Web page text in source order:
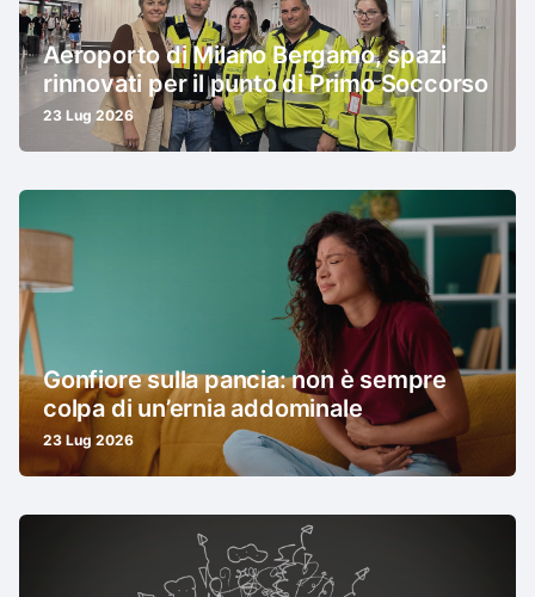
Aeroporto di Milano Bergamo, spazi
rinnovati per il punto di Primo Soccorso
23 Lug 2026
Gonfiore sulla pancia: non è sempre
colpa di un’ernia addominale
23 Lug 2026